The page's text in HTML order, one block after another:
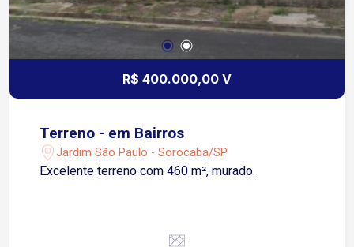
R$ 400.000,00 V
Terreno - em Bairros
Jardim São Paulo - Sorocaba/SP
Excelente terreno com 460 m², murado.